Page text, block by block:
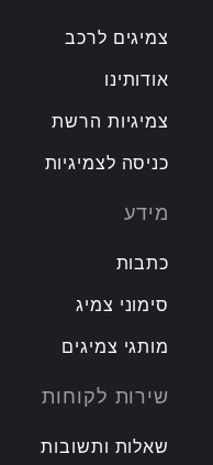
צמיגים לרכב
אודותינו
צמיגיות הרשת
כניסה לצמיגיות
מידע
כתבות
סימוני צמיג
מותגי צמיגים
שירות לקוחות
שאלות ותשובות